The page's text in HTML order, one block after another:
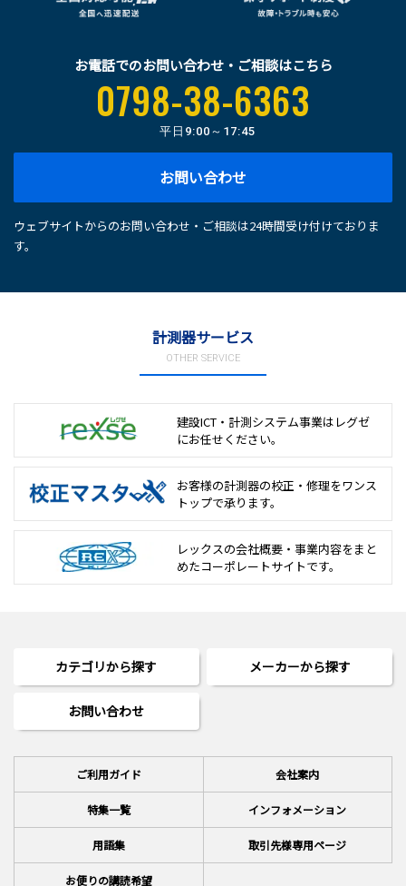
お電話でのお問い合わせ・ご相談はこちら
0798-38-6363
平日 9:00～17:45
お問い合わせ
ウェブサイトからのお問い合わせ・ご相談は24時間受け付けておりま
す。
計測器サービス
OTHER SERVICE
建設ICT・計測システム事業は レグゼ
にお任せください。
お客様の計測器の校正・修理をワンス
トップで承ります。
レックスの会社概要・事業内容をまと
めたコーポレートサイトです。
カテゴリから探す メーカーから探す
お問い合わせ
ご利用ガイド 会社案内
特集一覧 インフォメーション
用語集 取引先様専用ページ
お便りの講読希望